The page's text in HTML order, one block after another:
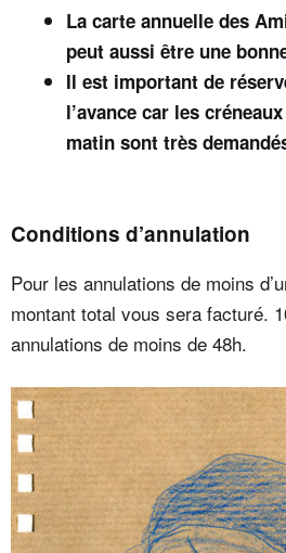
La carte annuelle des
peut aussi être une
Il est important de
l’avance car les
matin sont très
Conditions d’annulation
Pour les annulations de moins
montant total vous sera facturé.
annulations de moins de 48h.